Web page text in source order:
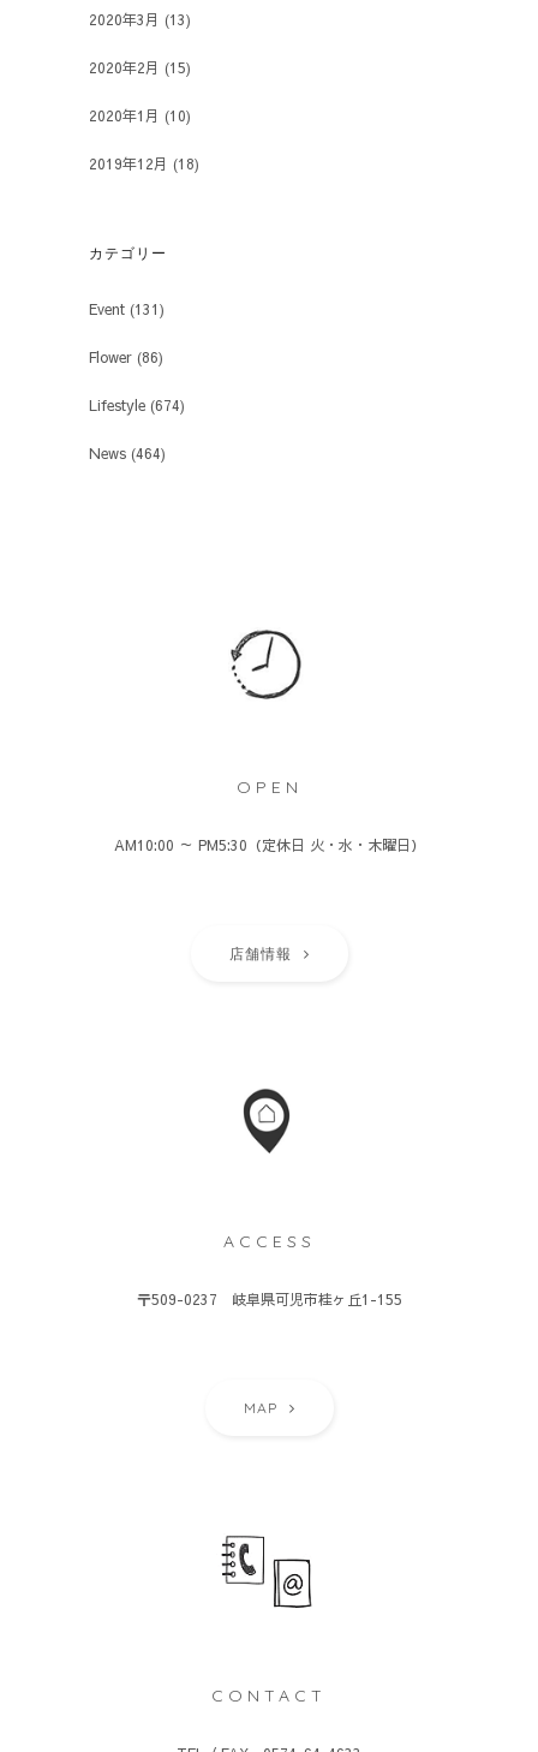
2020年3月 (13)
2020年2月 (15)
2020年1月 (10)
2019年12月 (18)
カテゴリー
Event (131)
Flower (86)
Lifestyle (674)
News (464)
OPEN
AM10:00 ～ PM5:30（定休日 火・水・木曜日）
店舗情報
ACCESS
〒509-0237 岐阜県可児市桂ヶ丘1-155
MAP
CONTACT